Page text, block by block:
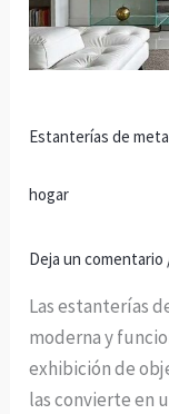
Estanterías de
hogar
Deja un comentario
Las estanterías
moderna y
exhibición de
las convierte en
funcionalidad
para